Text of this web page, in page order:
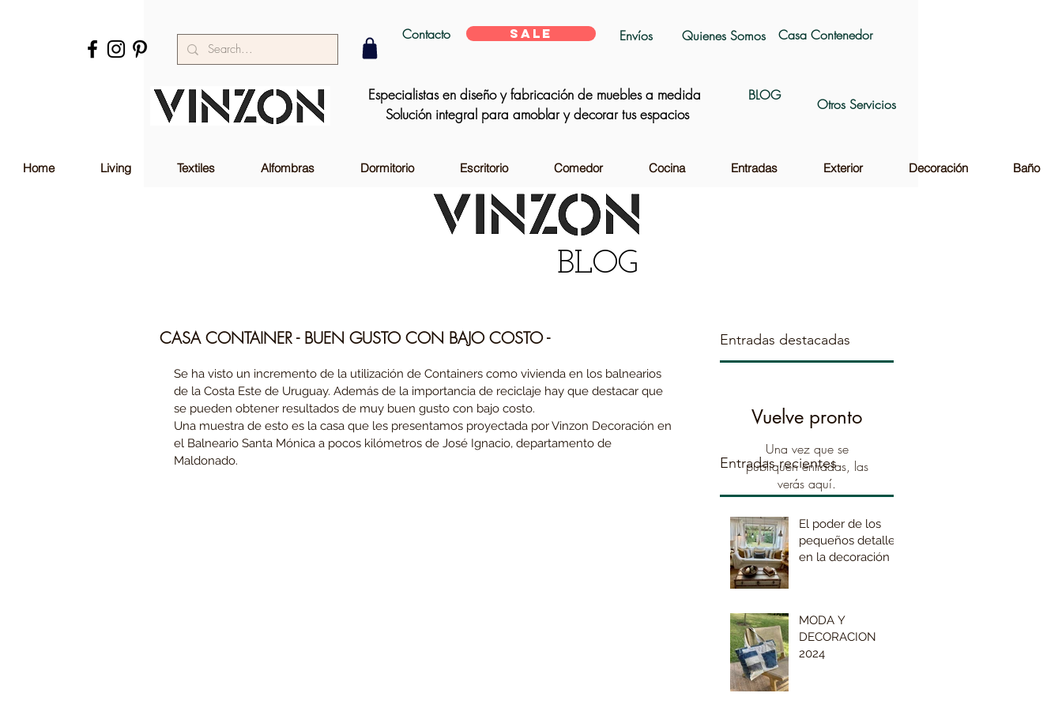
Contacto SALE Envíos Quienes Somos Casa Contenedor
Especialistas en diseño y fabricación de muebles a medida
Solución integral para amoblar y decorar tus espacios
BLOG
Otros Servicios
Home Living Textiles Alfombras Dormitorio Escritorio Comedor Cocina Entradas Exterior Decoración Baño
BLOG
CASA CONTAINER - BUEN GUSTO CON BAJO COSTO -
Se ha visto un incremento de la utilización de Containers como vivienda en los balnearios
de la Costa Este de Uruguay. Además de la importancia de reciclaje hay que destacar que
se pueden obtener resultados de muy buen gusto con bajo costo.
Una muestra de esto es la casa que les presentamos proyectada por Vinzon Decoración en
el Balneario Santa Mónica a pocos kilómetros de José Ignacio, departamento de
Maldonado.
Entradas destacadas
Vuelve pronto
Una vez que se
publiquen entradas, las
verás aquí.
Entradas recientes
El poder de los
pequeños detalles
en la decoración
MODA Y
DECORACION
2024